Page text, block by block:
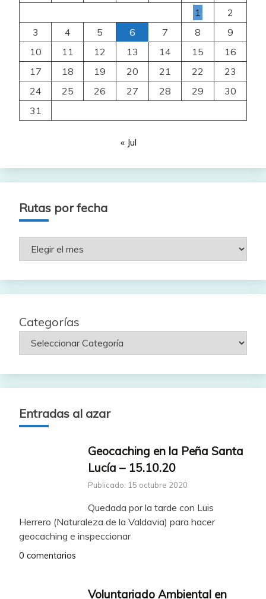
1
2
3
4 5 6 7 8
9
10
11 12 13 14 15
16
17
18 19 20 21 22
23
24
25 26 27 28 29
30
31
« Jul
Rutas por fecha
Rutas
por
Categorías
Entradas al azar
Geocaching en la Peña Santa
Lucía – 15.10.20
Publicado: 15 octubre 2020
Quedada por la tarde con Luis
Herrero (Naturaleza de la Valdavia) para hacer
geocaching e inspeccionar
0 comentarios
Voluntariado Ambiental en